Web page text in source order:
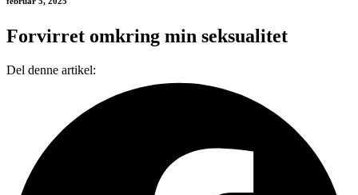
Forvirret omkring min seksualitet
Del denne artikel: